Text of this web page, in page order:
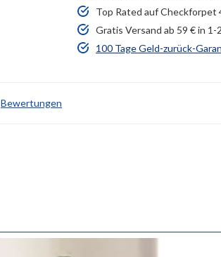
Top Rated auf Checkforpet
Gratis Versand ab 59 € in
100 Tage Geld-zurück-
Bewertungen